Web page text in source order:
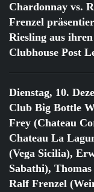
Chardonnay vs.
Frenzel
Riesling aus
Clubhouse Post
Dienstag, 10.
Club Big Bottle
Frey (Chateau
Chateau La
(Vega Sicilia),
Sabathi),
Ralf Frenzel